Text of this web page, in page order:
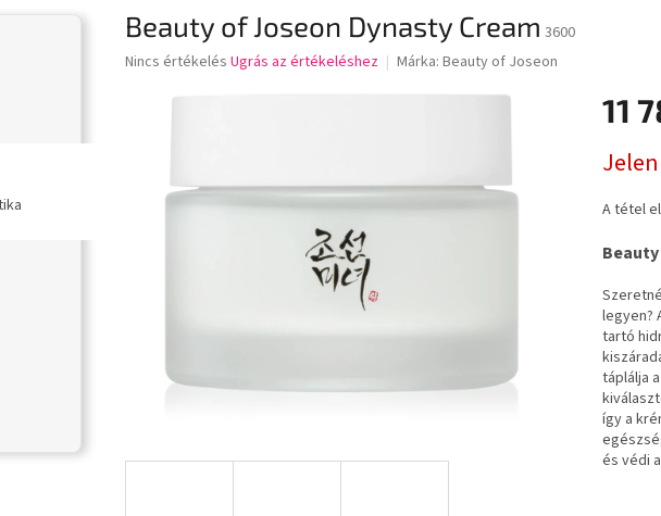
Beauty of Joseon Dynasty Cream 3600
A
átlagos
Nincs értékelés Ugrás az értékeléshez Márka: Beauty of Joseon
11
A tétel
legyen?
tartó
táplálja
így a
és védi